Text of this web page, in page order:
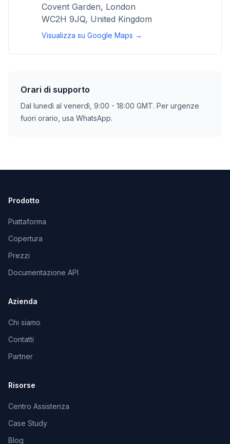
Covent Garden, London
WC2H 9JQ, United Kingdom
Visualizza su Google Maps →
Orari di supporto
Dal lunedì al venerdì, 9:00 - 18:00 GMT. Per urgenze
fuori orario, usa WhatsApp.
Prodotto
Piattaforma
Copertura
Prezzi
Documentazione API
Azienda
Chi siamo
Contatti
Partner
Risorse
Centro Assistenza
Case Study
Blog